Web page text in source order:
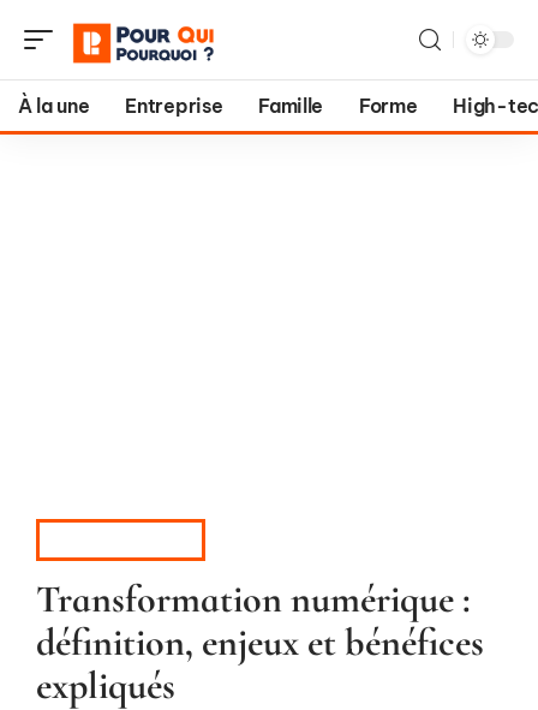
À la une Entreprise Famille Forme High-
Transformation numérique :
définition, enjeux et bénéfices
expliqués